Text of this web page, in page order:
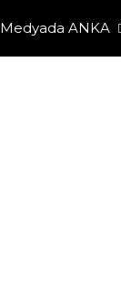
Medyada ANKA